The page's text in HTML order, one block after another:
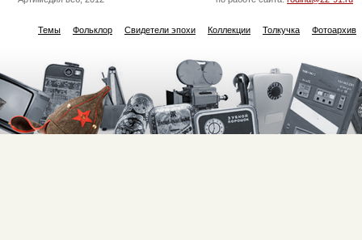
Темы Фольклор Свидетели эпохи Коллекции Толкучка Фотоархив